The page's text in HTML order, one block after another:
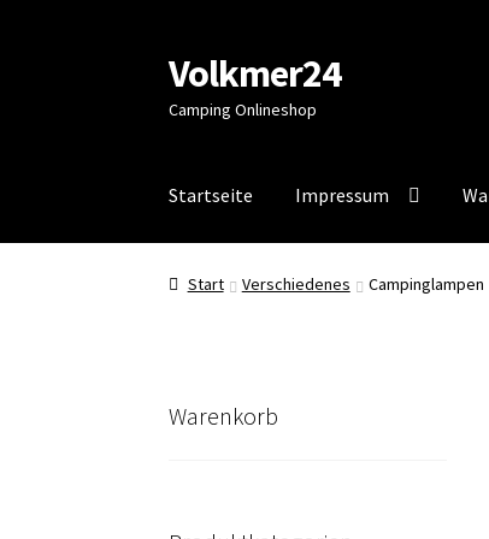
Zur
Navigation
springen
Zum
Inhalt
springen
Volkmer24
Camping Onlineshop
Startseite Impressum
Start AGB Impressum Impressum
Start Verschiedenes Campinglampen
Warenkorb